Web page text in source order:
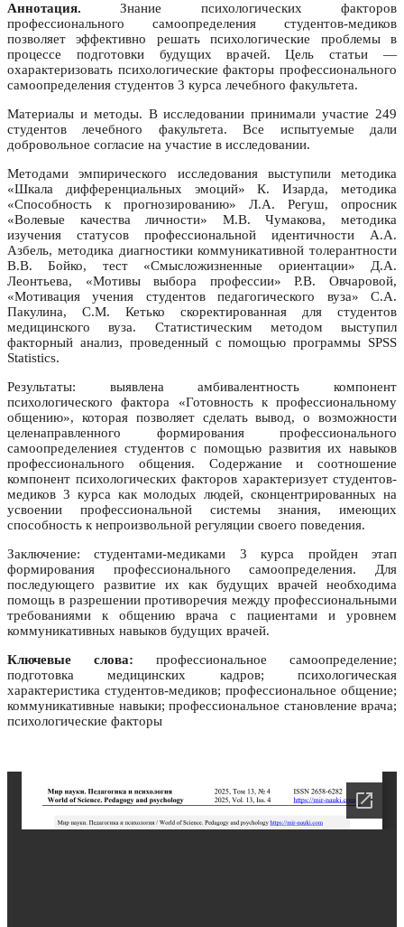
Аннотация. Знание психологических факторов
профессионального самоопределения студентов-медиков
позволяет эффективно решать психологические проблемы в
процессе подготовки будущих врачей. Цель статьи —
охарактеризовать психологические факторы профессионального
самоопределения студентов 3 курса лечебного факультета.
Материалы и методы. В исследовании принимали участие 249
студентов лечебного факультета. Все испытуемые дали
добровольное согласие на участие в исследовании.
Методами эмпирического исследования выступили методика
«Шкала дифференциальных эмоций» К. Изарда, методика
«Способность к прогнозированию» Л.А. Регуш, опросник
«Волевые качества личности» М.В. Чумакова, методика
изучения статусов профессиональной идентичности А.А.
Азбель, методика диагностики коммуникативной толерантности
В.В. Бойко, тест «Смысложизненные ориентации» Д.А.
Леонтьева, «Мотивы выбора профессии» Р.В. Овчаровой,
«Мотивация учения студентов педагогического вуза» С.А.
Пакулина, С.М. Кетько скоректированная для студентов
медицинского вуза. Статистическим методом выступил
факторный анализ, проведенный с помощью программы SPSS
Statistics.
Результаты: выявлена амбивалентность компонент
психологического фактора «Готовность к профессиональному
общению», которая позволяет сделать вывод, о возможности
целенаправленного формирования профессионального
самоопределениея студентов с помощью развития их навыков
профессионального общения. Содержание и соотношение
компонент психологических факторов характеризует студентов-
медиков 3 курса как молодых людей, сконцентрированных на
усвоении профессиональной системы знания, имеющих
способность к непроизвольной регуляции своего поведения.
Заключение: студентами-медиками 3 курса пройден этап
формирования профессионального самоопределения. Для
последующего развитие их как будущих врачей необходима
помощь в разрешении противоречия между профессиональными
требованиями к общению врача с пациентами и уровнем
коммуникативных навыков будущих врачей.
Ключевые слова: профессиональное самоопределение;
подготовка медицинских кадров; психологическая
характеристика студентов-медиков; профессиональное общение;
коммуникативные навыки; профессиональное становление врача;
психологические факторы